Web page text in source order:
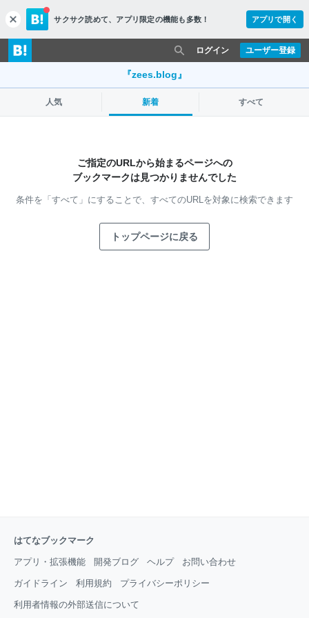
c
l
o
s
サクサク読めて、 アプリ限定の機能も多数！ アプリで開く
ユーザー登録
ログイン
『zees.blog』
人気 新着 すべて
ご指定のURLから始まるページへの
ブックマークは見つかりませんでした
条件を「すべて」にすることで、 すべてのURLを対象に検索できます
トップページに戻る
はてなブックマーク
アプリ・拡張機能 開発ブログ ヘルプ お問い合わせ
ガイドライン 利用規約 プライバシーポリシー
利用者情報の外部送信について